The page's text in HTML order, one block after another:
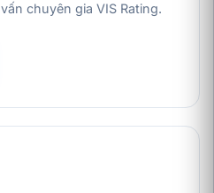
chuyên gia VIS Rating.